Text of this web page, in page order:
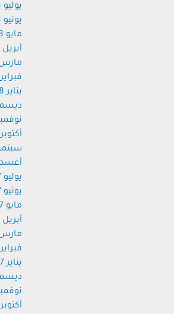
يوليو 2018
يونيو 2018
مايو 2018
أبريل 2018
مارس 2018
فبراير 2018
يناير 2018
ديسمبر
نوفمبر 2017
أكتوبر 2017
سبتمبر 2017
أغسطس
يوليو 2017
يونيو 2017
مايو 2017
أبريل 2017
مارس 2017
فبراير 2017
يناير 2017
ديسمبر
نوفمبر 2016
أكتوبر 2016